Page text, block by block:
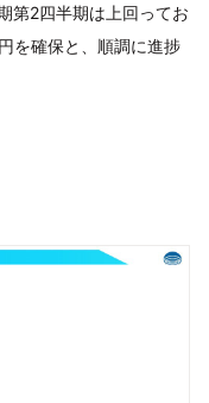
第2四半期は上回ってお
を確保と、順調に進捗